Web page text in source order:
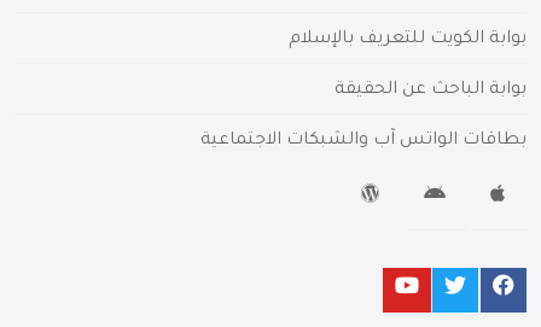
بوابة الكويت للتعريف بالإسلام
بوابة الباحث عن الحقيقة
بطاقات الواتس آب والشبكات الاجتماعية